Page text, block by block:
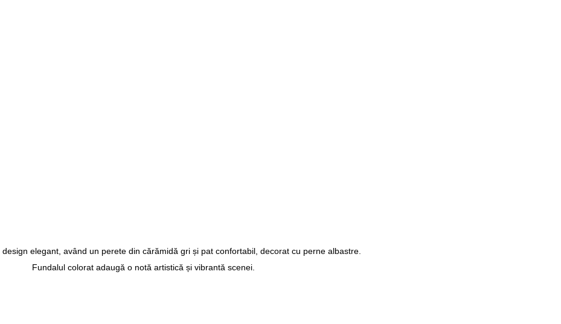
elegant, având un perete din cărămidă gri și pat confortabil, decorat cu perne albastre.
Fundalul colorat adaugă o notă artistică și vibrantă scenei.